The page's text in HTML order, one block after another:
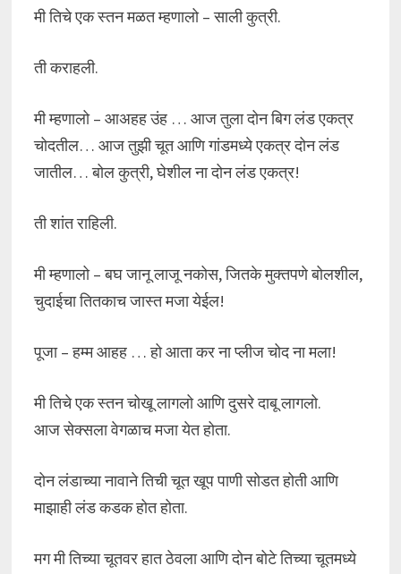
मी तिचे एक स्तन मळत म्हणालो – साली कुत्री.
ती कराहली.
मी म्हणालो – आअहह उंह … आज तुला दोन बिग लंड एकत्र
चोदतील… आज तुझी चूत आणि गांडमध्ये एकत्र दोन लंड
जातील… बोल कुत्री, घेशील ना दोन लंड एकत्र!
ती शांत राहिली.
मी म्हणालो – बघ जानू लाजू नकोस, जितके मुक्तपणे बोलशील,
चुदाईचा तितकाच जास्त मजा येईल!
पूजा – हम्म आहह … हो आता कर ना प्लीज चोद ना मला!
मी तिचे एक स्तन चोखू लागलो आणि दुसरे दाबू लागलो.
आज सेक्सला वेगळाच मजा येत होता.
दोन लंडाच्या नावाने तिची चूत खूप पाणी सोडत होती आणि
माझाही लंड कडक होत होता.
मग मी तिच्या चूतवर हात ठेवला आणि दोन बोटे तिच्या चूतमध्ये